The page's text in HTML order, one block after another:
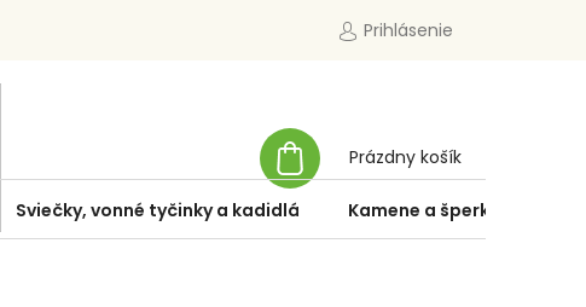
Prihlásenie
KOŠÍK
Prázdny košík
Sviečky, vonné tyčinky a kadidlá Kamene a šperky